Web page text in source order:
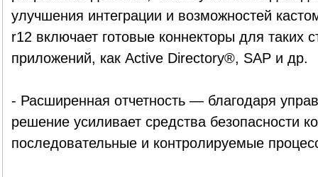
улучшения интеграции и возможностей
r12 включает готовые коннекторы для таких
приложений, как Active Directory®, SAP и др.
- Расширенная отчетность — благодаря
решение усиливает средства безопасности
последовательные и контролируемые